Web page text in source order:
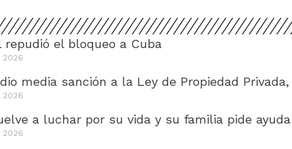
repudió el bloqueo a Cuba
media sanción a la Ley de Propiedad
a luchar por su vida y su familia pide